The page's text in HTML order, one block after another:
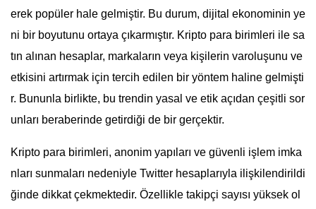
erek popüler hale gelmiştir. Bu durum, dijital ekonominin ye
ni bir boyutunu ortaya çıkarmıştır. Kripto para birimleri ile sa
tın alınan hesaplar, markaların veya kişilerin varoluşunu ve
etkisini artırmak için tercih edilen bir yöntem haline gelmişti
r. Bununla birlikte, bu trendin yasal ve etik açıdan çeşitli sor
unları beraberinde getirdiği de bir gerçektir.
Kripto para birimleri, anonim yapıları ve güvenli işlem imka
nları sunmaları nedeniyle Twitter hesaplarıyla ilişkilendirildi
ğinde dikkat çekmektedir. Özellikle takipçi sayısı yüksek ol